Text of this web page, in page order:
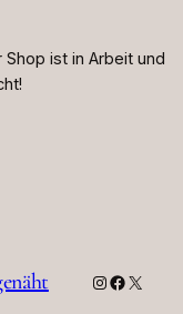
ist in Arbeit und
Instagram
X